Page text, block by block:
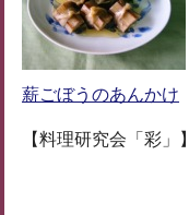
薪ごぼうのあんかけ
【料理研究会「彩」】